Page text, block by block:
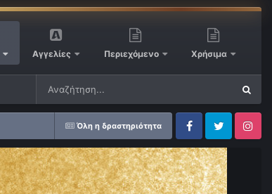
Αγγελίες Περιεχόμενο Χρήσιμα
Όλη η δραστηριότητα
FacebookTwitter Instagram